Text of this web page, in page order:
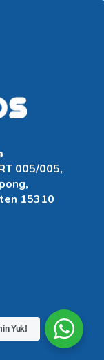
005/005,
15310
Yuk!